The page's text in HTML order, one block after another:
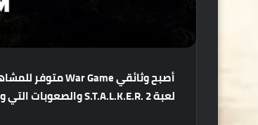
أصبحوثائقي متوفر
لعبة
والصعوباتالتي